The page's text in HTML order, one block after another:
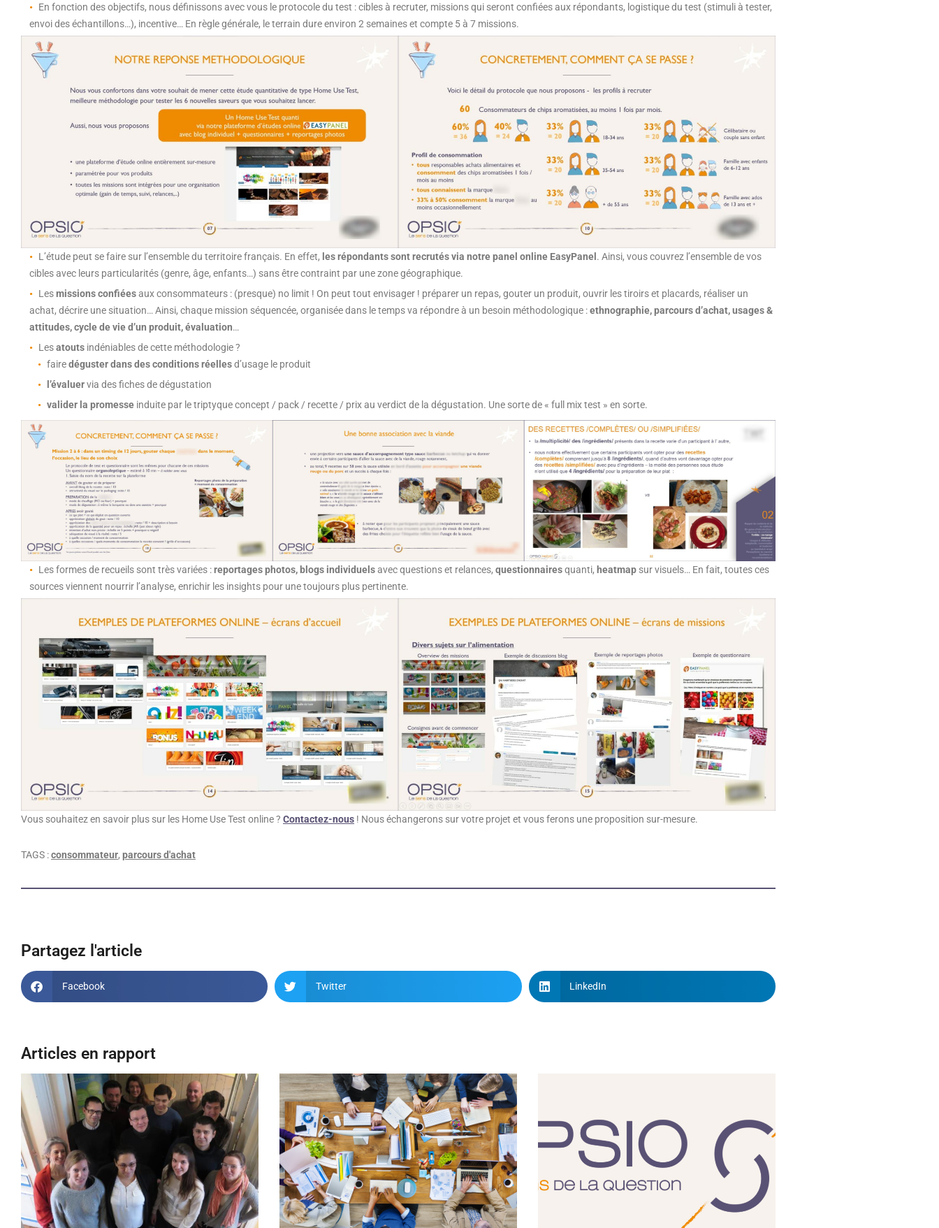
En fonction des objectifs, nous définissons avec vous le protocole du test : cibles à recruter, missions qui seront confiées aux répondants, logistique du test (stimuli à tester,
envoi des échantillons…), incentive… En règle générale, le terrain dure environ 2 semaines et compte 5 à 7 missions.
L’étude peut se faire sur l’ensemble du territoire français. En effet, les répondants sont recrutés via notre panel online EasyPanel. Ainsi, vous couvrez l’ensemble de vos
cibles avec leurs particularités (genre, âge, enfants…) sans être contraint par une zone géographique.
Lesmissions confiéesaux consommateurs : (presque) no limit ! On peut tout envisager ! préparer un repas, gouter un produit, ouvrir les tiroirs et placards, réaliser un
achat, décrire une situation… Ainsi, chaque mission séquencée, organisée dans le temps va répondre à un besoin méthodologique :ethnographie, parcours d’achat, usages &
attitudes, cycle de vie d’un produit, évaluation…
Lesatouts indéniables de cette méthodologie ?
fairedéguster dans des conditions réellesd’usage le produit
l’évaluervia des fiches de dégustation
valider la promesse induite par le triptyque concept / pack / recette / prix au verdict de la dégustation. Une sorte de « full mix test » en sorte.
Les formes de recueils sont très variées :reportages photos, blogs individuelsavec questions et relances, questionnairesquanti, heatmap sur visuels… En fait, toutes ces
sources viennent nourrir l’analyse, enrichir les insights pour une toujours plus pertinente.
Vous souhaitez en savoir plus sur les Home Use Test online ? Contactez-nous ! Nous échangerons sur votre projet et vous ferons une proposition sur-mesure.
TAGS :consommateur, parcours d'achat
Partagez l'article
Facebook Twitter LinkedIn
Articles en rapport